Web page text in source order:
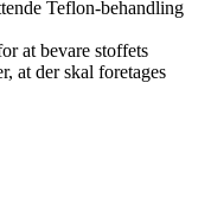
Teflon-behandling
at bevare stoffets
at der skal foretages